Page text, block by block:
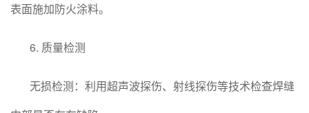
表面施加防火涂料。
6. 质量检测
无损检测：利用超声波探伤、射线探伤等技术检查焊缝